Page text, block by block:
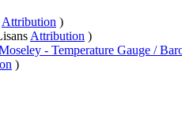
Attribution )
Attribution )
- Temperature Gauge /
)